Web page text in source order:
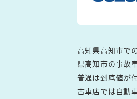
高知県高知市で
県高知市の事故
普通は到底値が
古車店では自動